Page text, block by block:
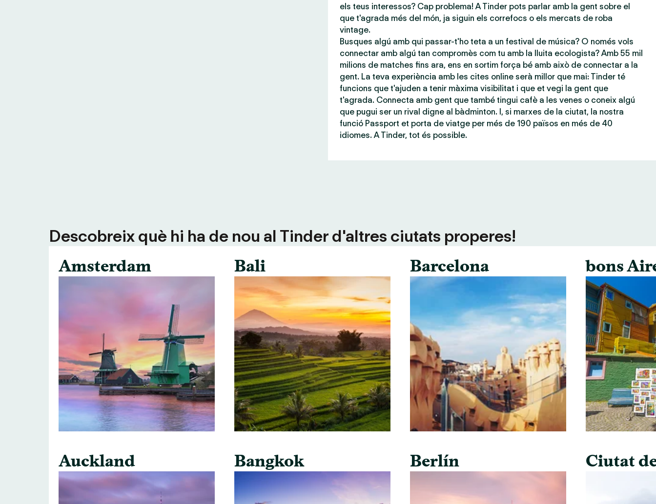
els teus interessos? Cap problema! A Tinder pots parlar amb la gent sobre el
que t'agrada més del món, ja siguin els correfocs o els mercats de roba
vintage.
Busques algú amb qui passar-t'ho teta a un festival de música? O només vols
connectar amb algú tan compromès com tu amb la lluita ecologista? Amb 55 mil
milions de matches fins ara, ens en sortim força bé amb això de connectar a la
gent. La teva experiència amb les cites online serà millor que mai: Tinder té
funcions que t'ajuden a tenir màxima visibilitat i que et vegi la gent que
t'agrada. Connecta amb gent que també tingui cafè a les venes o coneix algú
que pugui ser un rival digne al bàdminton. I, si marxes de la ciutat, la nostra
funció Passport et porta de viatge per més de 190 països en més de 40
idiomes. A Tinder, tot és possible.
Descobreix què hi ha de nou al Tinder d'altres ciutats properes!
Amsterdam
Auckland
Bali
Bangkok
Barcelona
Berlín
bons
Ciutat